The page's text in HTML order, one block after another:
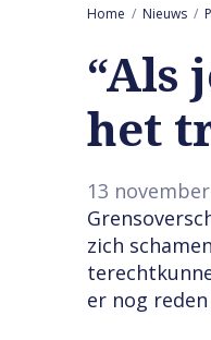
Home Nieuws
“Als
het
13
zich
er nog